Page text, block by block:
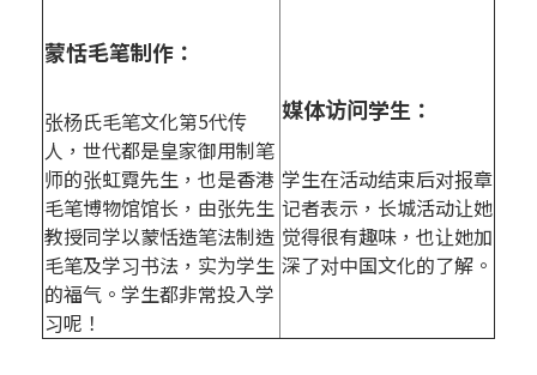
蒙恬毛笔制作：
张杨氏毛笔文化第5代传
人，世代都是皇家御用制笔
师的张虹霓先生，也是香港
毛笔博物馆馆长，由张先生
教授同学以蒙恬造笔法制造
毛笔及学习书法，实为学生
的福气。学生都非常投入学
习呢！
媒体访问学生：
学生在活动结束后对报章
记者表示，长城活动让她
觉得很有趣味，也让她加
深了对中国文化的了解。